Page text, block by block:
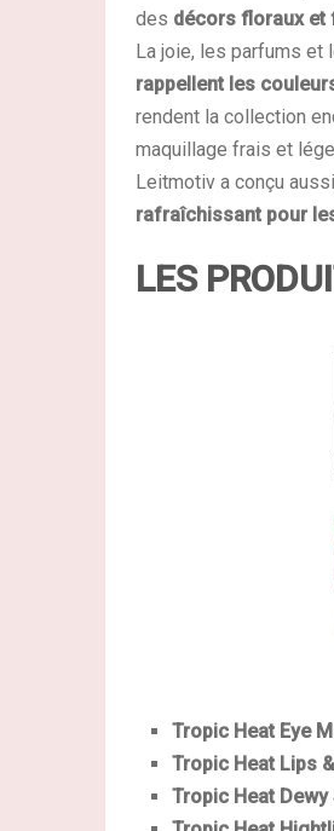
des décors floraux et
La joie, les parfums et
rappellent les
rendent la collection
maquillage frais et
Leitmotiv a conçu
rafraîchissant pour
LES
Tropic Heat Eye
Tropic Heat Lips
Tropic Heat Dewy